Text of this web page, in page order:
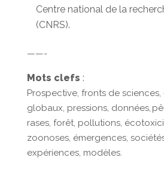
Centre national de la
(CNRS).
——-
Mots clefs :
Prospective, fronts de
globaux, pressions, données,
rases, forêt, pollutions,
zoonoses, émergences,
expériences, modèles.